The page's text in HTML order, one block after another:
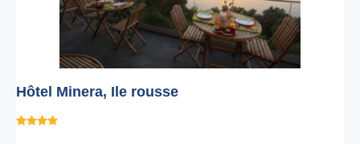
Hôtel Minera, Ile rousse